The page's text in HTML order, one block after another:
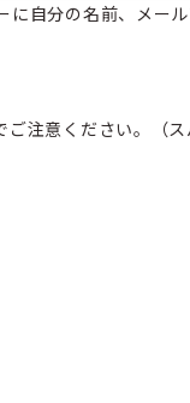
自分の名前、メー
注意ください。（ス